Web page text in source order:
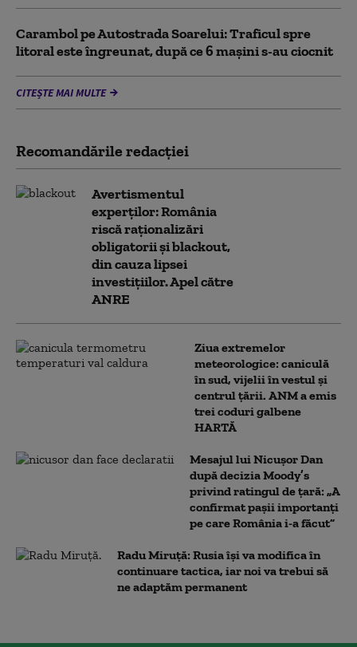
Carambol pe Autostrada Soarelui: Traficul spre
litoral este îngreunat, după ce 6 mașini s-au ciocnit
CITEȘTE MAI MULTE
Recomandările redacţiei
Avertismentul
experților: România
riscă raționalizări
obligatorii și blackout,
din cauza lipsei
investițiilor. Apel către
ANRE
Ziua extremelor
meteorologice: caniculă
în sud, vijelii în vestul și
centrul țării. ANM a emis
trei coduri galbene
HARTĂ
Mesajul lui Nicușor Dan
după decizia Moody’s
privind ratingul de țară: „A
confirmat pașii importanți
pe care România i-a făcut”
Radu Miruță: Rusia își va modifica în
continuare tactica, iar noi va trebui să
ne adaptăm permanent